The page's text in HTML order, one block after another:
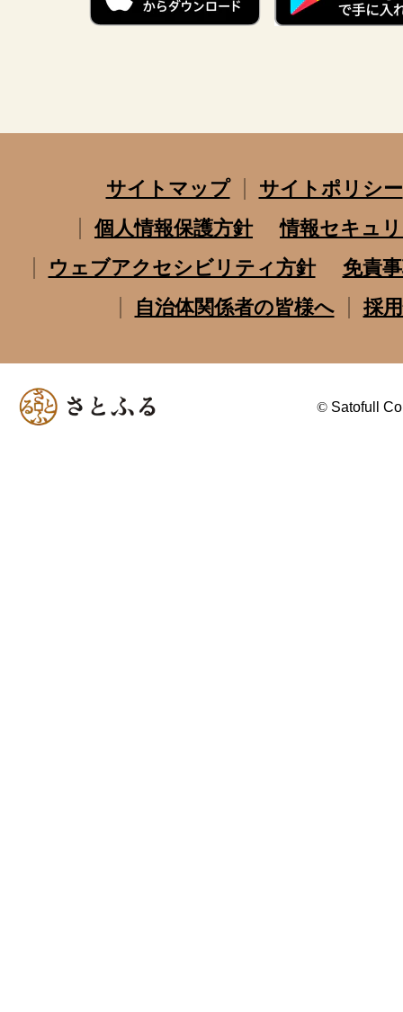
サイトマップ
サイトポリシー
個人情報保護方針
情報セキュ
ウェブアクセシビリティ方針
免責
自治体関係者の皆様へ
採
© Satofull